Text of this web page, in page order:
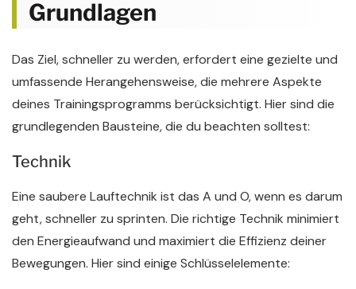
Grundlagen
Das Ziel, schneller zu werden, erfordert eine gezielte und
umfassende Herangehensweise, die mehrere Aspekte
deines Trainingsprogramms berücksichtigt. Hier sind die
grundlegenden Bausteine, die du beachten solltest:
Technik
Eine saubere Lauftechnik ist das A und O, wenn es darum
geht, schneller zu sprinten. Die richtige Technik minimiert
den Energieaufwand und maximiert die Effizienz deiner
Bewegungen. Hier sind einige Schlüsselelemente: